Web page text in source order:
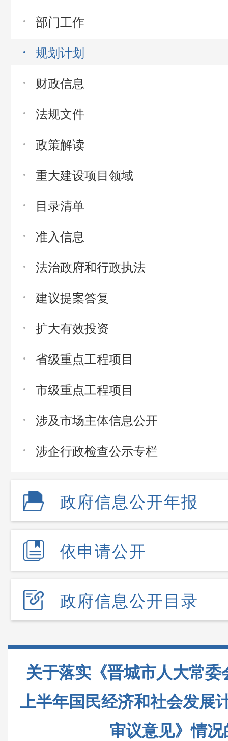
部门工作
规划计划
财政信息
法规文件
政策解读
重大建设项目领域
目录清单
准入信息
法治政府和行政执法
建议提案答复
扩大有效投资
省级重点工程项目
市级重点工程项目
涉及市场主体信息公开
涉企行政检查公示专栏
政府信息公开年报
依申请公开
政府信息公开目录
关于落实《晋城市人大常
上半年国民经济和社会发展
审议意见》情